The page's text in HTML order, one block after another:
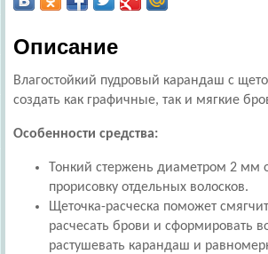
Описание
Влагостойкий пудровый карандаш с
создать как графичные, так и мягкие
Особенности средства:
Тонкий стержень диаметром 2 мм
прорисовку отдельных волосков.
Щеточка-расческа поможет
расчесать брови и сформировать
растушевать карандаш и